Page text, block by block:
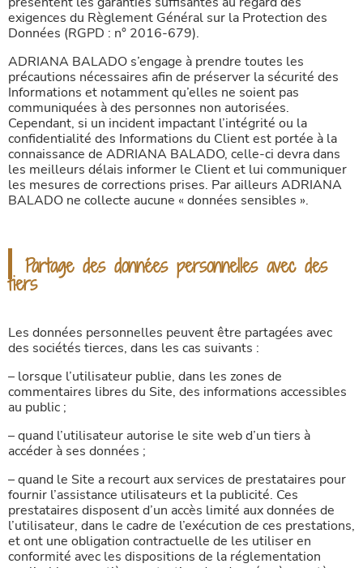
exigences du Règlement Général sur la Protection des
Données (RGPD : n° 2016-679).
ADRIANA BALADO s’engage à prendre toutes les
précautions nécessaires afin de préserver la sécurité des
Informations et notamment qu’elles ne soient pas
communiquées à des personnes non autorisées.
Cependant, si un incident impactant l’intégrité ou la
confidentialité des Informations du Client est portée à la
connaissance de ADRIANA BALADO, celle-ci devra dans
les meilleurs délais informer le Client et lui communiquer
les mesures de corrections prises. Par ailleurs ADRIANA
BALADO ne collecte aucune « données sensibles ».
Partage des données personnelles avec des
tiers
Les données personnelles peuvent être partagées avec
des sociétés tierces, dans les cas suivants :
– lorsque l’utilisateur publie, dans les zones de
commentaires libres du Site, des informations accessibles
au public ;
– quand l’utilisateur autorise le site web d’un tiers à
accéder à ses données ;
– quand le Site a recourt aux services de prestataires pour
fournir l’assistance utilisateurs et la publicité. Ces
prestataires disposent d’un accès limité aux données de
l’utilisateur, dans le cadre de l’exécution de ces prestations,
et ont une obligation contractuelle de les utiliser en
conformité avec les dispositions de la réglementation